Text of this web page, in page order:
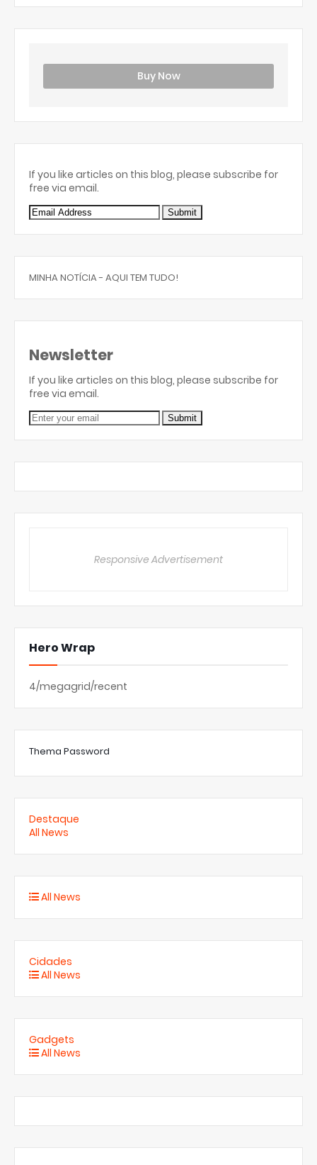
Buy Now
If you like articles on this blog, please subscribe for
free via email.
MINHA NOTÍCIA - AQUI TEM TUDO!
Newsletter
If you like articles on this blog, please subscribe for
free via email.
Responsive Advertisement
Hero Wrap
4/megagrid/recent
Thema Password
Destaque
All News
All News
Cidades
All News
Gadgets
All News